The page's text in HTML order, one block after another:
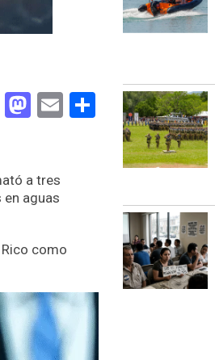
Facebook
Mastodon
EmailCompartir
a tres
aguas
como